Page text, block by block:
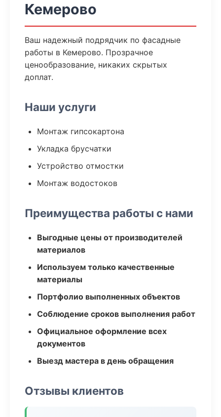
Кемерово
Ваш надежный подрядчик по фасадные
работы в Кемерово. Прозрачное
ценообразование, никаких скрытых
доплат.
Наши услуги
Монтаж гипсокартона
Укладка брусчатки
Устройство отмостки
Монтаж водостоков
Преимущества работы с нами
Выгодные цены от производителей
материалов
Используем только качественные
материалы
Портфолио выполненных объектов
Соблюдение сроков выполнения работ
Официальное оформление всех
документов
Выезд мастера в день обращения
Отзывы клиентов